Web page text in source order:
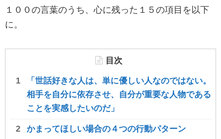
１００の言葉のうち、心に残った１５の項目を以下
に。
目次
「世話好きな人は、単に優しい人なのではない。
相手を自分に依存させ、自分が重要な人物である
ことを実感したいのだ」
かまってほしい場合の４つの行動パターン